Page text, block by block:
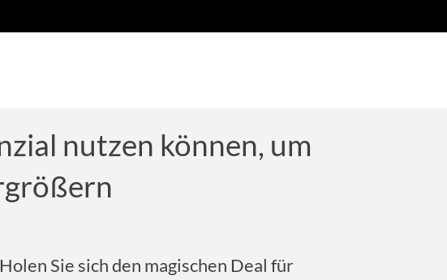
nutzen können, um
Holen Sie sich den magischen Deal für